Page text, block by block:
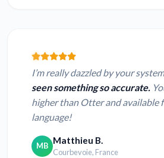
I’m really dazzled by your
seen something so accurate.
higher than Otter and available
language!
MB Matthieu B.
Courbevoie, France